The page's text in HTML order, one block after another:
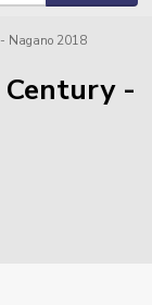
Nagano 2018
-